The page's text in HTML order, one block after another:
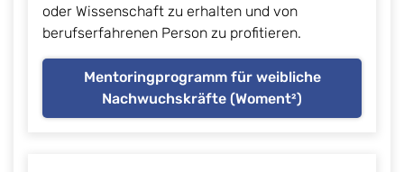
oder Wissenschaft zu erhalten und von
berufserfahrenen Person zu profitieren.
Mentoringprogramm für weibliche
Nachwuchskräfte (Woment²)